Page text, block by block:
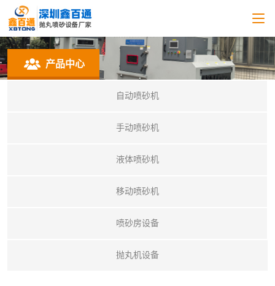
产品中心
自动喷砂机
手动喷砂机
液体喷砂机
移动喷砂机
喷砂房设备
抛丸机设备